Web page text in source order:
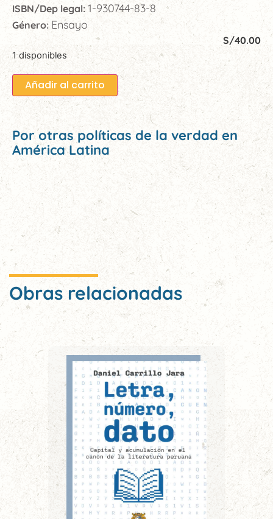
ISBN/Dep legal: 1-930744-83-8
Género: Ensayo
S/40.00
1 disponibles
Añadir al carrito
Por otras políticas de la verdad en
América Latina
Obras relacionadas